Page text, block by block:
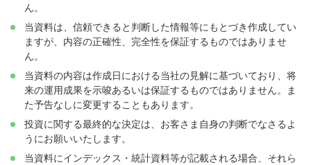
ん。
当資料は、信頼できると判断した情報等にもとづき作成してい
ますが、内容の正確性、完全性を保証するものではありませ
ん。
当資料の内容は作成日における当社の見解に基づいており、将
来の運用成果を示唆あるいは保証するものではありません。ま
た予告なしに変更することもあります。
投資に関する最終的な決定は、お客さま自身の判断でなさるよ
うにお願いいたします。
当資料にインデックス・統計資料等が記載される場合、それら